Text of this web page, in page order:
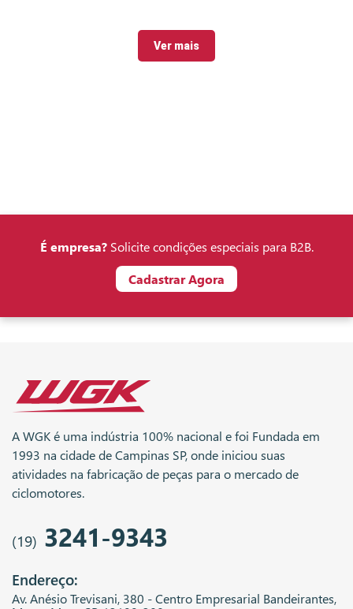
Ver mais
É empresa?Solicite condições especiais para B2B.
Cadastrar Agora
A WGK é uma indústria 100% nacional e foi Fundada em
1993 na cidade de Campinas SP, onde iniciou suas
atividades na fabricação de peças para o mercado de
ciclomotores.
(19) 3241-9343
Endereço:
Av. Anésio Trevisani, 380 - Centro Empresarial Bandeirantes,